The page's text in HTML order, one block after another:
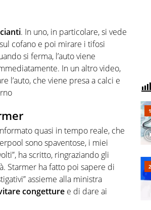
. In uno, in particolare, si vede
cofano e poi mirare i tifosi
si ferma, l’auto viene
In un altro video,
l’auto, che viene presa a calci e
quasi in tempo reale, che
sono spaventose, i miei
ha scritto, ringraziando gli
Starmer ha fatto poi sapere di
assieme alla ministra
congetture e di dare ai